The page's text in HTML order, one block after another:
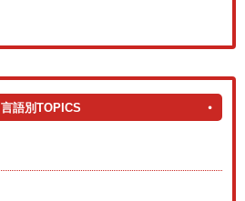
言語別TOPICS